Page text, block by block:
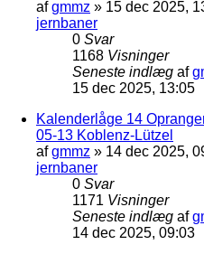
afgmmz » 15 dec 2025,
jernbaner
0 Svar
1168 Visninger
Seneste indlæg af
15 dec 2025, 13:05
Kalenderlåge 14
05-13 Koblenz-Lützel
afgmmz » 14 dec 2025,
jernbaner
0 Svar
1171 Visninger
Seneste indlæg af
14 dec 2025, 09:03